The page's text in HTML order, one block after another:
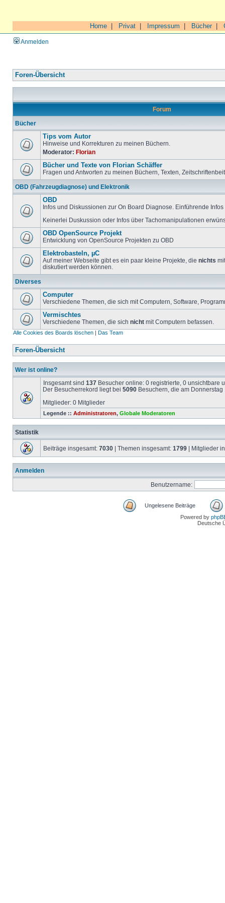
Home Privat Impressum Bücher|
Anmelden
Foren-Übersicht
Forum
Bücher
Tips vom Autor
Hinweise und Korrekturen zu meinen Büchern.
Moderator: Florian
Bücher und Texte von Florian Schäffer
Fragen und Antworten zu meinen Büchern, Texten,
OBD (Fahrzeugdiagnose) und Elektronik
OBD
Infos und Diskussionen zur On Board Diagnose. Einführende
Keinerlei Duskussion oder Infos über Tachomanipulationen
OBD OpenSource Projekt
Entwicklung von OpenSource Projekten zu OBD
Elektrobasteln, µC
Auf meiner Webseite gibt es ein paar kleine Projekte, die nichts
diskutiert werden können.
Diverses
Computer
Verschiedene Themen, die sich mit Computern, Software,
Vermischtes
Verschiedene Themen, die sich nicht mit Computern befassen.
Alle Cookies des Boards löschen | Das Team
Foren-Übersicht
Wer ist online?
Insgesamt sind 137 Besucher online: 0 registrierte, 0 unsichtbare
Der Besucherrekord liegt bei 5090 Besuchern, die am
Mitglieder: 0 Mitglieder
Legende :: Administratoren, Globale Moderatoren
Statistik
Beiträge insgesamt: 7030 | Themen insgesamt: 1799 | Mitglieder
Anmelden
Benutzername:
Ungelesene Beiträge
Powered by
Deutsche